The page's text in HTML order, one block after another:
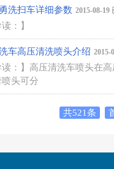
洗扫车详细参数 2015-08-19
：】
车高压清洗喷头介绍 2015-
：】 高压清洗车喷头在
头可分
共521条